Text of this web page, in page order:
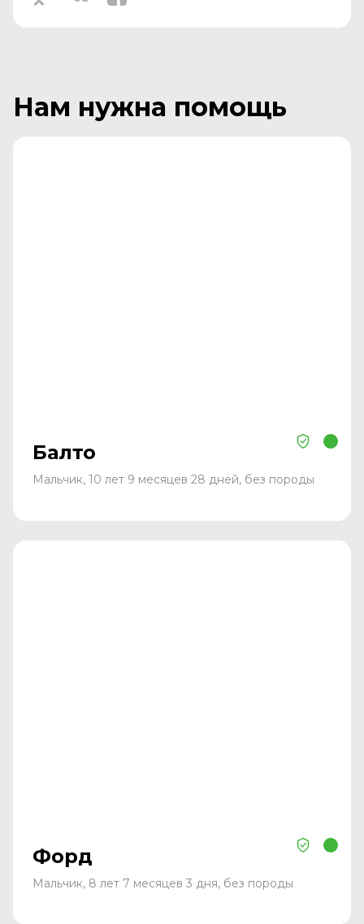
Нам нужна помощь
Балто
Мальчик, 10 лет 9 месяцев 28 дней, без породы
Форд
Мальчик, 8 лет 7 месяцев 3 дня, без породы